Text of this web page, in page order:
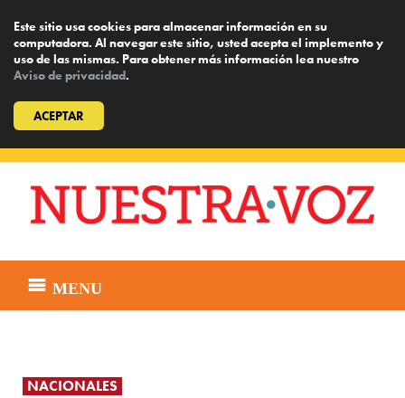
Este sitio usa cookies para almacenar información en su
computadora. Al navegar este sitio, usted acepta el implemento y
uso de las mismas. Para obtener más información lea nuestro
Aviso de privacidad.
ACEPTAR
content
MENU
NACIONALES